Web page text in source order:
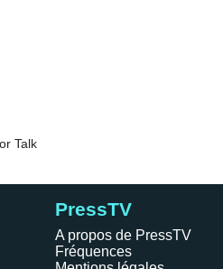
PressTV
A propos de PressTV
Fréquences